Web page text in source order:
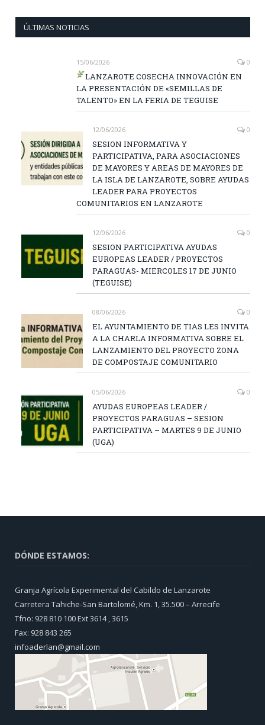
ÚLTIMAS NOTICIAS
15/06/2026 0
LANZAROTE COSECHA INNOVACIÓN EN
LA PRESENTACIÓN DE «SEMILLAS DE
TALENTO» EN LA FERIA DE TEGUISE
12/06/2026 0
SESION INFORMATIVA Y
PARTICIPATIVA, PARA ASOCIACIONES
DE MAYORES Y AREAS DE MAYORES DE
LA ISLA DE LANZAROTE, SOBRE AYUDAS
LEADER PARA PROYECTOS
COMUNITARIOS EN LANZAROTE
12/06/2026 0
SESION PARTICIPATIVA AYUDAS
EUROPEAS LEADER / PROYECTOS
PARAGUAS- MIERCOLES 17 DE JUNIO
(TEGUISE)
08/06/2026 0
EL AYUNTAMIENTO DE TIAS LES INVITA
A LA CHARLA INFORMATIVA SOBRE EL
LANZAMIENTO DEL PROYECTO ZONA
DE COMPOSTAJE COMUNITARIO
05/06/2026 0
AYUDAS EUROPEAS LEADER /
PROYECTOS PARAGUAS – SESION
PARTICIPATIVA – MARTES 9 DE JUNIO
(UGA)
DÓNDE ESTAMOS:
Granja Agrícola Experimental del Cabildo de Lanzarote
Carretera Tahiche-San Bartolomé, Km. 1, 35.500 – Arrecife
Tfno: 928 810 100 Ext 3614 , 3615
Fax: 928 843 265
infoaderlan@gmail.com